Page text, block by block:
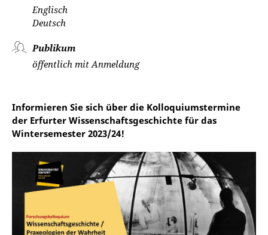
Englisch
Deutsch
Publikum
öffentlich mit Anmeldung
Informieren Sie sich über die Kolloquiumstermine
der Erfurter Wissenschaftsgeschichte für das
Wintersemester 2023/24!